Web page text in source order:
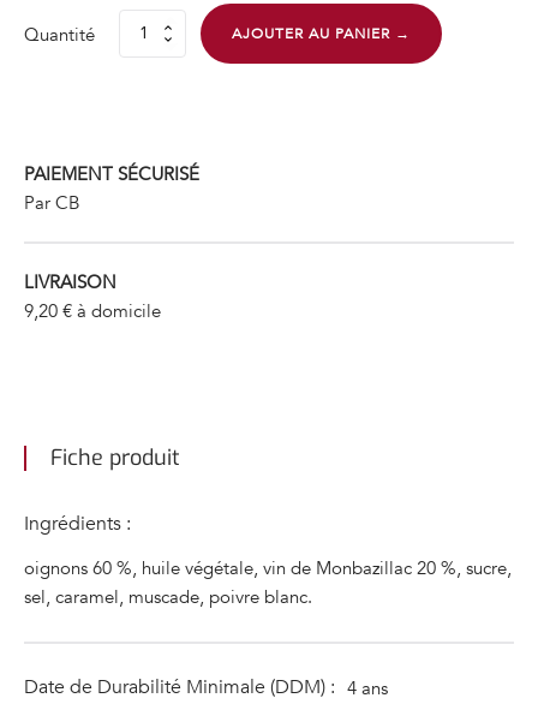
Quantité
quantité
Monbazillac
AJOUTER AU PANIER →
PAIEMENT SÉCURISÉ
Par CB
LIVRAISON
9,20 € à domicile
Fiche produit
Ingrédients :
oignons 60 %, huile végétale, vin de Monbazillac 20 %, sucre,
sel, caramel, muscade, poivre blanc.
Date de Durabilité Minimale (DDM) : 4 ans